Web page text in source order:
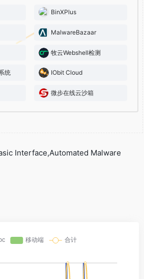
BinXPlus
MalwareBazaar
牧云Webshell检测
统 IObit Cloud
微步在线云沙箱
Interface,Automated Malware